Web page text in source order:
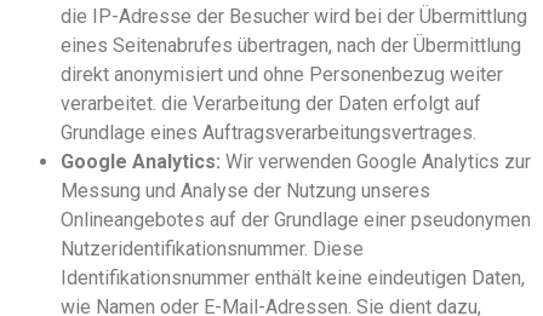
die IP-Adresse der Besucher wird bei der Übermittlung
eines Seitenabrufes übertragen, nach der Übermittlung
direkt anonymisiert und ohne Personenbezug weiter
verarbeitet. die Verarbeitung der Daten erfolgt auf
Grundlage eines Auftragsverarbeitungsvertrages.
Google Analytics: Wir verwenden Google Analytics zur
Messung und Analyse der Nutzung unseres
Onlineangebotes auf der Grundlage einer pseudonymen
Nutzeridentifikationsnummer. Diese
Identifikationsnummer enthält keine eindeutigen Daten,
wie Namen oder E-Mail-Adressen. Sie dient dazu,